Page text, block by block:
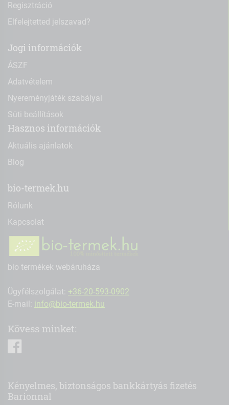
Regisztráció
Elfelejtetted jelszavad?
Jogi információk
ÁSZF
Adatvételem
Nyereményjáték szabályai
Süti beállítások
Hasznos információk
Aktuális ajánlatok
Blog
bio-termek.hu
Rólunk
Kapcsolat
bio termékek webáruháza
Ügyfélszolgálat: +36-20-593-0902
E-mail: info@bio-termek.hu
Kövess minket:
Kényelmes, biztonságos bankkártyás fizetés
Barionnal